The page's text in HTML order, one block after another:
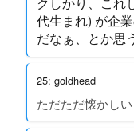
代生まれ) が企
だなぁ、とか思
25: goldhead
ただただ懐かしい